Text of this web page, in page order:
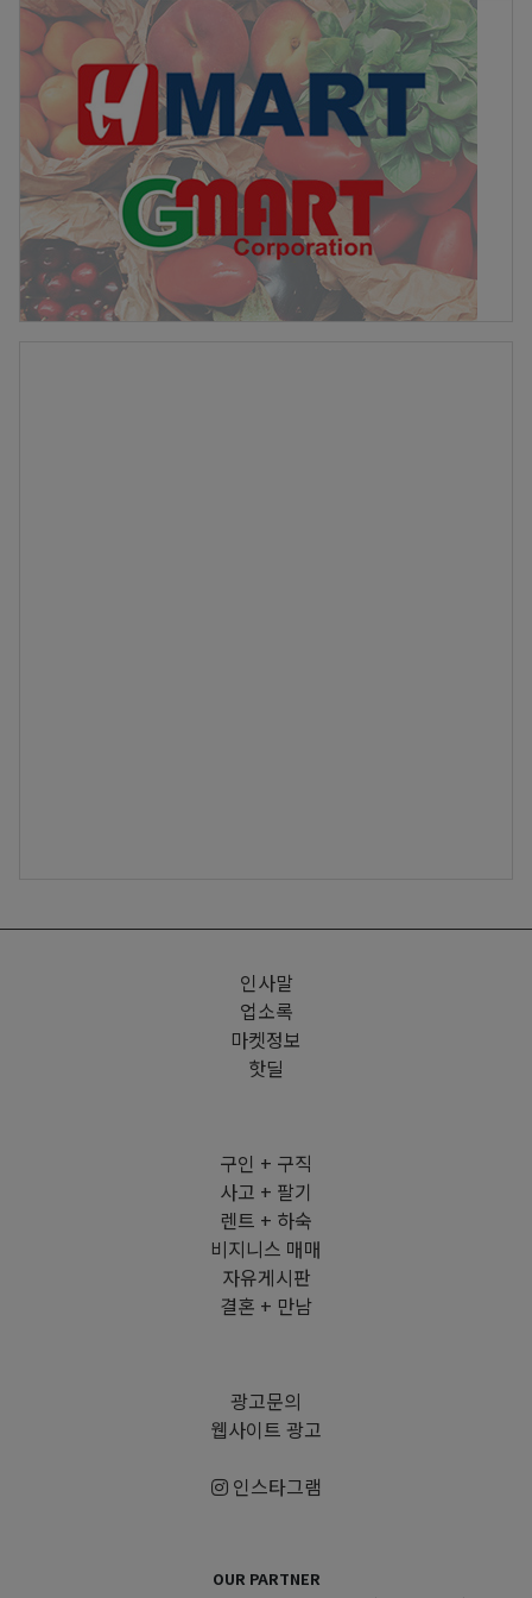
인사말
업소록
마켓정보
핫딜
구인 + 구직
사고 + 팔기
렌트 + 하숙
비지니스 매매
자유게시판
결혼 + 만남
광고문의
웹사이트 광고
인스타그램
OUR PARTNER